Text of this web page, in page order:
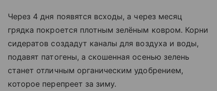
Через 4 дня появятся всходы, а через месяц
грядка покроется плотным зелёным ковром. Корни
сидератов создадут каналы для воздуха и воды,
подавят патогены, а скошенная осенью зелень
станет отличным органическим удобрением,
которое перепреет за зиму.